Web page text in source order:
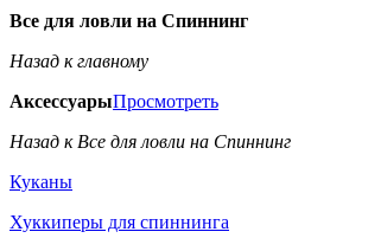
Все для ловли на Спиннинг
Назад к главному
АксессуарыПросмотреть
Назад к Все для ловли на Спиннинг
Куканы
Хуккиперы для спиннинга